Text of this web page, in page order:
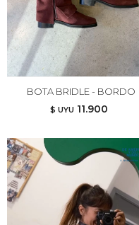
BOTA BRIDLE - BORDO
$ UYU 11.900